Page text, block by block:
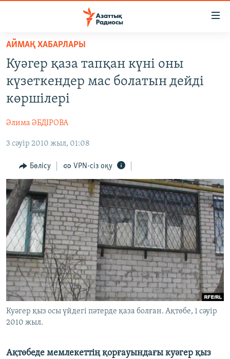
Skip
main
content
Skip
to
main
Skip
Search
САЯСАТ
AZATTYQTV
АДАМ ҚҰҚЫҚТАРЫ
ӘЛЕУМЕТ
ӘЛЕМ
АРНАЙЫ ЖОБАЛАР
Русский
ЖАЗЫЛЫҢЫЗ
Басқа тілдерде
АЙМАҚ ХАБАРЛАРЫ
Куәгер қаза тапқан күні оны
күзеткендер мас болатын дейді
көршілері
Әлима ӘБДІРОВА
3 сәуір 2010 жыл, 01:08
Бөлісу VPN-сіз оқу
Куәгер қыз осы үйдегі пәтерде қаза болған. Ақтөбе, 1 сәуір
2010 жыл.
Ақтөбеде мемлекеттің қорғауындағы куәгер қыз